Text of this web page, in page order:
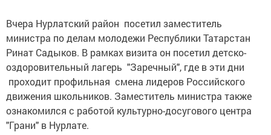
Вчера Нурлатский район посетил заместитель
министра по делам молодежи Республики Татарстан
Ринат Садыков. В рамках визита он посетил детско-
оздоровительный лагерь "Заречный", где в эти дни
проходит профильная смена лидеров Российского
движения школьников. Заместитель министра также
ознакомился с работой культурно-досугового центра
"Грани" в Нурлате.